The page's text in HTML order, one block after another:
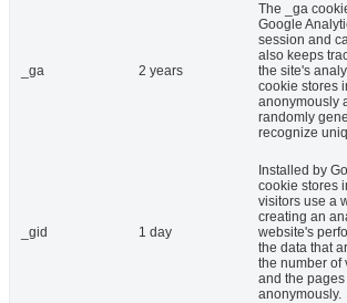
_ga 2 years
The _ga
Google
session and
also keeps
the site's
cookie stores
anonymously
randomly
recognize
_gid 1 day
Installed by
cookie stores
visitors use a
creating an
website's
the data that
the number of
and the
anonymously.